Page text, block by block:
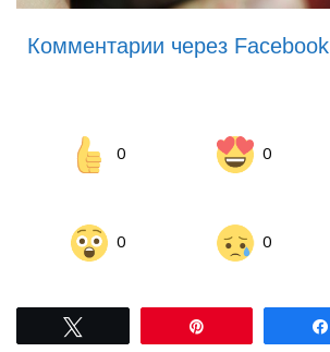
Комментарии через Facebook
0 0
0 0